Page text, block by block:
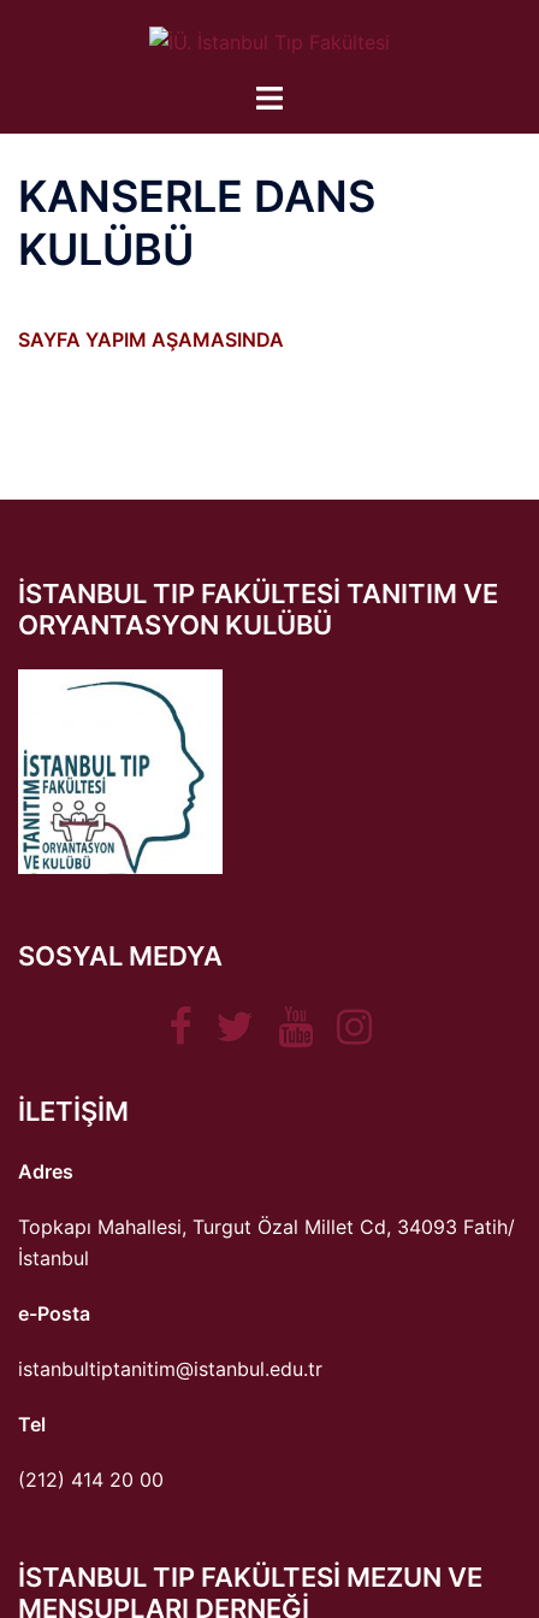
KANSERLE DANS
KULÜBÜ
SAYFA YAPIM AŞAMASINDA
İSTANBUL TIP FAKÜLTESI TANITIM VE
ORYANTASYON KULÜBÜ
SOSYAL MEDYA
FacebookTwitter YoutubeInstagram
ILETIŞIM
Adres
Topkapı Mahallesi, Turgut Özal Millet Cd, 34093 Fatih/
İstanbul
e-Posta
istanbultiptanitim@istanbul.edu.tr
Tel
(212) 414 20 00
ISTANBUL TIP FAKÜLTESI MEZUN VE
MENSUPLARI DERNEĞI